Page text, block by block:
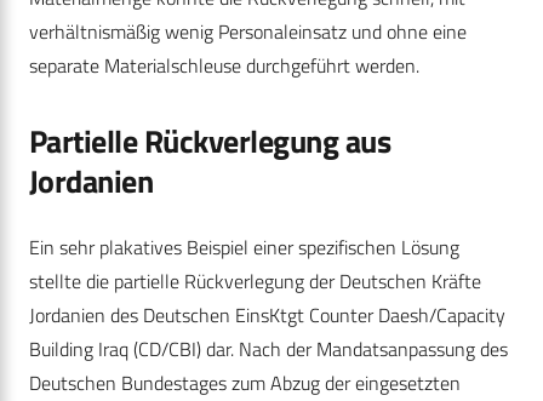
verhältnismäßig wenig Personaleinsatz und ohne eine
separate Materialschleuse durchgeführt werden.
Partielle Rückverlegung aus
Jordanien
Ein sehr plakatives Beispiel einer spezifischen Lösung
stellte die partielle Rückverlegung der Deutschen Kräfte
Jordanien des Deutschen EinsKtgt Counter Daesh/Capacity
Building Iraq (CD/CBI) dar. Nach der Mandatsanpassung des
Deutschen Bundestages zum Abzug der eingesetzten